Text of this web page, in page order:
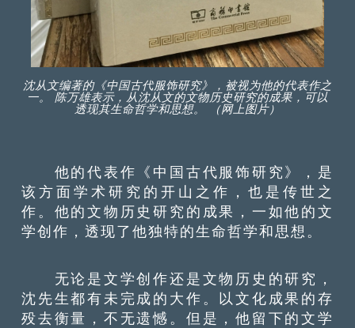
沈从文编著的《中国古代服饰研究》，被视为他的代表作之
一。 陈万雄表示，从沈从文的文物历史研究的成果，可以
透现其生命哲学和思想。 （网上图片）
他的代表作《中国古代服饰研究》，是
该方面学术研究的开山之作，也是传世之
作。他的文物历史研究的成果，一如他的文
学创作，透现了他独特的生命哲学和思想。
无论是文学创作还是文物历史的研究，
沈先生都有未完成的大作。以文化成果的存
殁去衡量，不无遗憾。但是，他留下的文学